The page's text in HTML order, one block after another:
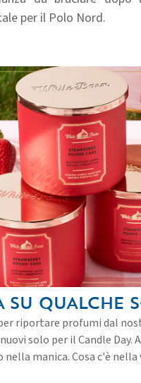
per il Polo Nord.
SU QUALCHE
riportare profumi dal
solo per il Candle Day.
nella manica. Cosa c'è